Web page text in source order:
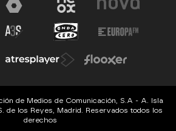
de Medios de Comunicación, S.A - A. Isla
de los Reyes, Madrid. Reservados todos los
derechos